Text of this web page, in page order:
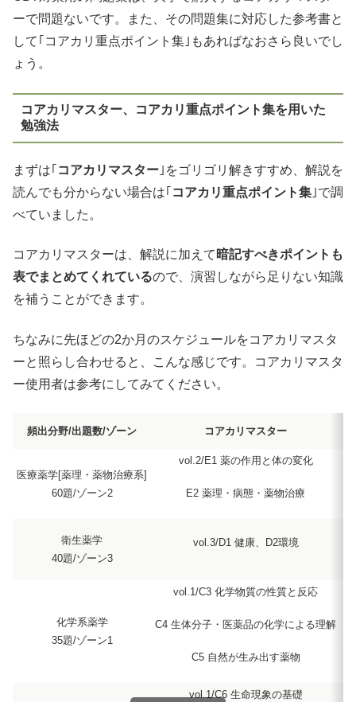
ーで問題ないです。また、その問題集に対応した参考書と
して｢コアカリ重点ポイント集｣もあればなおさら良いでし
ょう。
コアカリマスター、コアカリ重点ポイント集を用いた
勉強法
まずは｢ コアカリマスター ｣をゴリゴリ解きすすめ、解説を
読んでも分からない場合は｢ コアカリ重点ポイント集 ｣で調
べていました。
コアカリマスターは、解説に加えて暗記すべきポイントも
表でまとめてくれているので、演習しながら足りない知識
を補うことができます。
ちなみに先ほどの2か月のスケジュールをコアカリマスタ
ーと照らし合わせると、こんな感じです。コアカリマスタ
ー使用者は参考にしてみてください。
頻出分野/出題数/ゾーン コアカリマスター
医療薬学[薬理・薬物治療系]
60題/ゾーン2
vol.2/E1 薬の作用と体の変化
E2 薬理・病態・薬物治療
衛生薬学
40題/ゾーン3
vol.3/D1 健康、D2環境
化学系薬学
35題/ゾーン1
vol.1/C3 化学物質の性質と反応
C4 生体分子・医薬品の化学による理解
C5 自然が生み出す薬物
vol.1/C6 生命現象の基礎